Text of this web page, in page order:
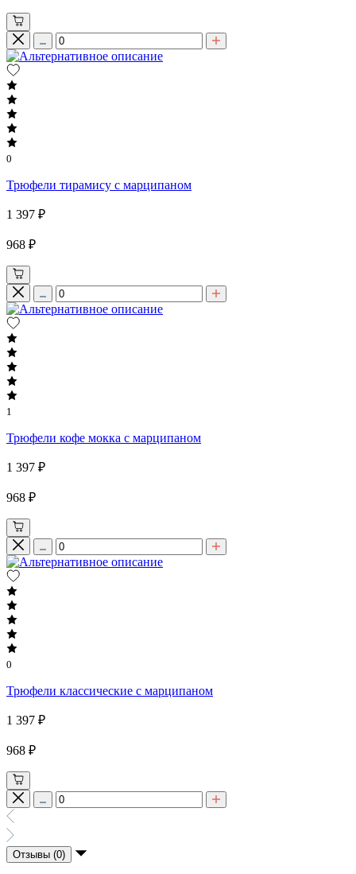
0
Трюфели тирамису с марципаном
1 397 ₽
968 ₽
1
Трюфели кофе мокка с марципаном
1 397 ₽
968 ₽
0
Трюфели классические с марципаном
1 397 ₽
968 ₽
Отзывы (0)